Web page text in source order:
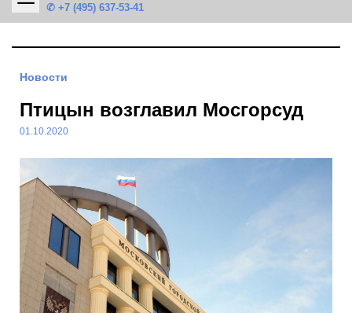
✆ +7 (495) 637-53-41
Новости
Птицын возглавил Мосгорсуд
01.10.2020